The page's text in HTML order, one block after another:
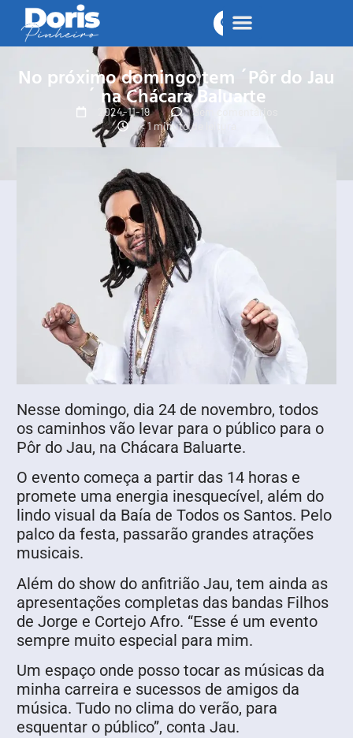
No próximo domingo tem ´Pôr do Jau
´ na Chácara Baluarte
2024-11-19
Sem comentários
< 1 minuto de leitura
Nesse domingo, dia 24 de novembro, todos
os caminhos vão levar para o público para o
Pôr do Jau, na Chácara Baluarte.
O evento começa a partir das 14 horas e
promete uma energia inesquecível, além do
lindo visual da Baía de Todos os Santos. Pelo
palco da festa, passarão grandes atrações
musicais.
Além do show do anfitrião Jau, tem ainda as
apresentações completas das bandas Filhos
de Jorge e Cortejo Afro. “Esse é um evento
sempre muito especial para mim.
Um espaço onde posso tocar as músicas da
minha carreira e sucessos de amigos da
música. Tudo no clima do verão, para
esquentar o público”, conta Jau.